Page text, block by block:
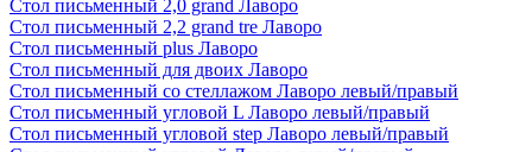
Стол письменный 2,0 grand Лаворо
Стол письменный 2,2 grand tre Лаворо
Стол письменный plus Лаворо
Стол письменный для двоих Лаворо
Стол письменный со стеллажом Лаворо левый/правый
Стол письменный угловой L Лаворо левый/правый
Стол письменный угловой step Лаворо левый/правый